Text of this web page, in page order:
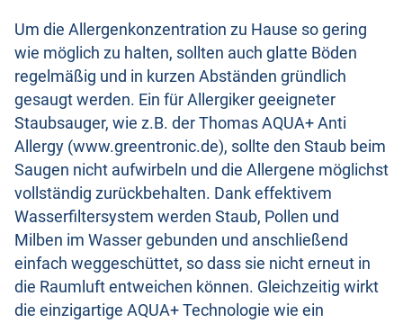
Um die Allergenkonzentration zu Hause so gering
wie möglich zu halten, sollten auch glatte Böden
regelmäßig und in kurzen Abständen gründlich
gesaugt werden. Ein für Allergiker geeigneter
Staubsauger, wie z.B. der Thomas AQUA+ Anti
Allergy (www.greentronic.de), sollte den Staub beim
Saugen nicht aufwirbeln und die Allergene möglichst
vollständig zurückbehalten. Dank effektivem
Wasserfiltersystem werden Staub, Pollen und
Milben im Wasser gebunden und anschließend
einfach weggeschüttet, so dass sie nicht erneut in
die Raumluft entweichen können. Gleichzeitig wirkt
die einzigartige AQUA+ Technologie wie ein